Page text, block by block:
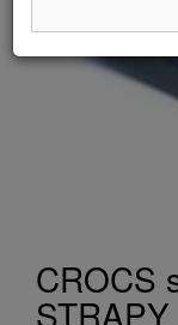
CROCS
STRAPY